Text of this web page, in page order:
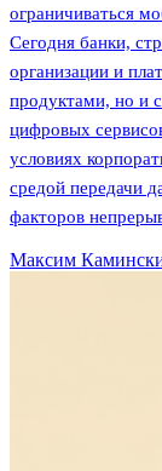
ограничиваться
Сегодня банки,
организации и
продуктами, но и
цифровых
условиях
средой передачи
факторов
Максим